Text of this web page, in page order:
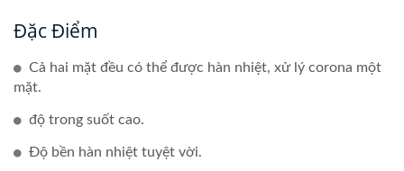
Đặc Điểm
Cả hai mặt đều có thể được hàn nhiệt, xử lý corona một
mặt.
độ trong suốt cao.
Độ bền hàn nhiệt tuyệt vời.